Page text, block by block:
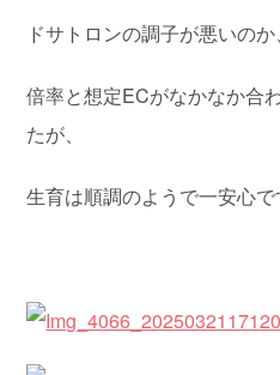
ドサトロンの調子が悪いのか、
倍率と想定ECがなかなか合
たが、
生育は順調のようで一安心で